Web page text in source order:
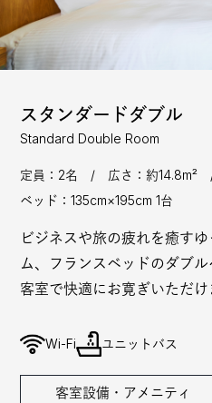
スタンダードダブル
Standard Double Room
定員：2名 / 広さ：約
ベッド：135cm×195cm 1台
ビジネスや旅の疲れを癒す
ム、フランスベッドのダブ
客室で快適にお寛ぎいただけ
Wi-Fi ユニットバス
客室設備・アメニティ